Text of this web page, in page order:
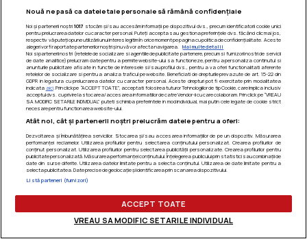
Nouă ne pasă ca datele tale personale să rămână confidențiale
Noi și partenerii noștri 1017 stocăm și/sau accesăm informații pe dispozitivul dvs., precum identificatorii cookie unici
pentru prelucrarea datelor cu caracter personal. Puteți accepta sau gestiona preferințele dvs. făcând clic mai jos,
respectiv vă puteți opune utilizării unui interes legitim în orice moment pe pagina cu politica de confidențialitate. Aceste
alegeri vor fi raportate partenerilor noștri și nu vă vor afecta navigarea.
Mai multe detalii
Noi si partenerii nostri (retelele de socializare si agentiile de publicitate partenere, precum si furnizorii nostri de servicii
de date analitice) prelucram date pentru a permite website-ului sa functioneze, pentru a personaliza continutul si
anunturile publicitare afisate in functie de interesele si/sau profilul dvs., pentru a va oferi functionalitati aferente
retelelor de socializare si pentru a analiza traficul pe website. Beneficiati de drepturile prevazute de art. 15-22 din
GDPR in legatura cu prelucrarea datelor cu caracter personal. Aceste drepturi pot fi exercitate prin modalitatea
indicata aici. Prin click pe “ACCEPT TOATE”, acceptati folosirea tuturor Tehnologiilor de tip Cookie, care implica inclusiv
acceptul dvs. cu privire la stocarea/accesarea informatiilor de catre Vendor-ii cu care colaboram. Prin click pe “VREAU
SA MODIFIC SETARILE INDIVIDUAL” puteti schimba preferintele in mod individual, mai putin cele legate de cookie strict
necesare pentru functionarea website-ului.
Atât noi, cât și partenerii noștri prelucrăm datele pentru a oferi:
Dezvoltarea și îmbunătățirea serviciilor. Stocarea și/sau accesarea informațiilor de pe un dispozitiv. Măsurarea
performanței reclamelor. Utilizarea profilurilor pentru selectarea conținutului personalizat. Crearea profilurilor de
conținut personalizat. Utilizarea profilurilor pentru selectarea publicității personalizate. Crearea profilurilor pentru
publicitate personalizată. Măsurarea performanței conținutului. Înțelegerea publicului prin statistici sau combinații de
date din surse diferite. Utilizarea datelor limitate pentru a selecta conținutul. Utilizarea de date limitate pentru a
selecta publicitatea. Date precise de geolocație și identificarea prin scanarea dispozitivului.
Listă parteneri (furnizori)
ACCEPT TOATE
VREAU SA MODIFIC SETARILE INDIVIDUAL